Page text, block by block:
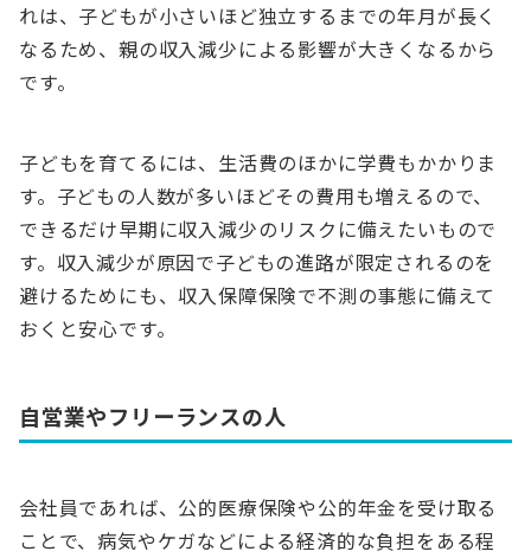
れは、子どもが小さいほど独立するまでの年月が長く
なるため、親の収入減少による影響が大きくなるから
です。
子どもを育てるには、生活費のほかに学費もかかりま
す。子どもの人数が多いほどその費用も増えるので、
できるだけ早期に収入減少のリスクに備えたいもので
す。収入減少が原因で子どもの進路が限定されるのを
避けるためにも、収入保障保険で不測の事態に備えて
おくと安心です。
自営業やフリーランスの人
会社員であれば、公的医療保険や公的年金を受け取る
ことで、病気やケガなどによる経済的な負担をある程